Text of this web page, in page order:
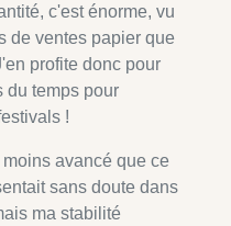
c'est énorme, vu
de ventes papier que
profite donc pour
du temps pour
!
avancé que ce
sans doute dans
ma stabilité